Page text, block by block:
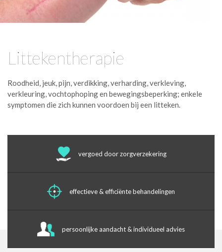
Littekentherapie
Roodheid, jeuk, pijn, verdikking, verharding, verkleving,
verkleuring, vochtophoping en bewegingsbeperking; enkele
symptomen die zich kunnen voordoen bij een litteken.
vergoed door zorgverzekering
effectieve & efficiënte behandelingen
persoonlijke aandacht & individueel advies